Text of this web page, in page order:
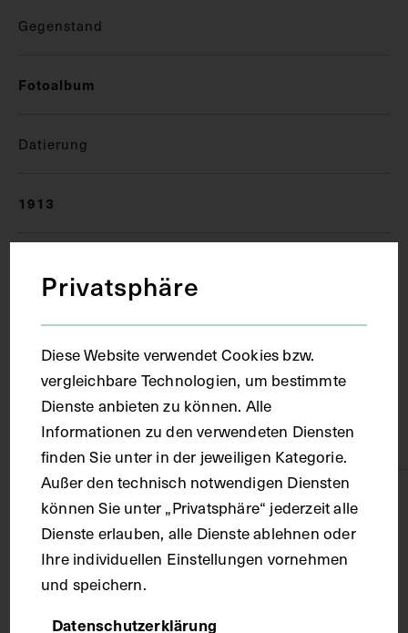
Gegenstand
Fotoalbum
Datierung
1913
Brügge
Material
Papier
Technik
Fotografie
Maße
Privatsphäre
Diese Website verwendet Cookies bzw.
vergleichbare Technologien, um bestimmte
Dienste anbieten zu können. Alle
Informationen zu den verwendeten Diensten
finden Sie unter in der jeweiligen Kategorie.
Außer den technisch notwendigen Diensten
können Sie unter „Privatsphäre“ jederzeit alle
Dienste erlauben, alle Dienste ablehnen oder
Ihre individuellen Einstellungen vornehmen
und speichern.
Datenschutzerklärung